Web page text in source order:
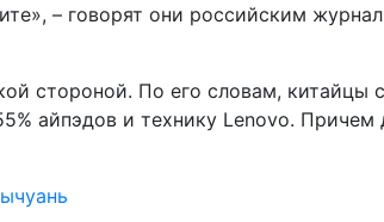
– говорят они российским
стороной. По его словам,
айпэдов и технику Lenovo.